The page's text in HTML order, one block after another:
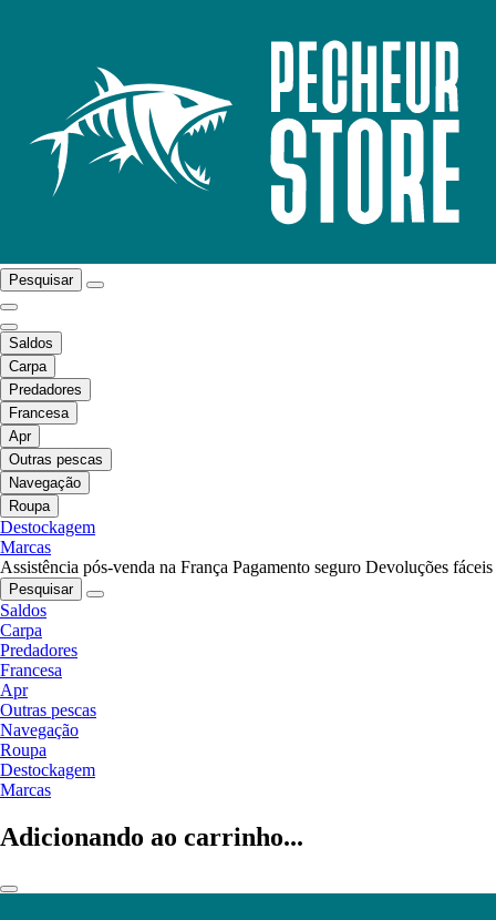
Pesquisar
Saldos
Carpa
Predadores
Francesa
Apr
Outras pescas
Navegação
Roupa
Destockagem
Marcas
Assistência pós-venda na França Pagamento seguro Devoluções fáceis
Pesquisar
Saldos
Carpa
Predadores
Francesa
Apr
Outras pescas
Navegação
Roupa
Destockagem
Marcas
Adicionando ao carrinho...